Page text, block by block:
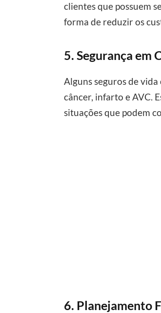
clientes que possuem
forma de reduzir os
5. Segurança em
Alguns seguros de
câncer, infarto e AVC.
situações que podem
6. Planejamento